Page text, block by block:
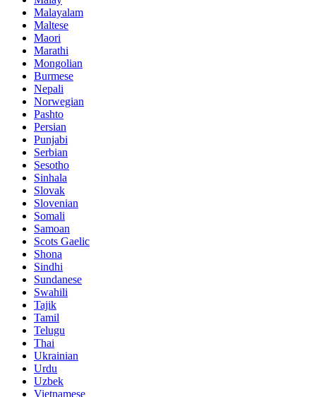
Malayalam
Maltese
Maori
Marathi
Mongolian
Burmese
Nepali
Norwegian
Pashto
Persian
Punjabi
Serbian
Sesotho
Sinhala
Slovak
Slovenian
Somali
Samoan
Scots Gaelic
Shona
Sindhi
Sundanese
Swahili
Tajik
Tamil
Telugu
Thai
Ukrainian
Urdu
Uzbek
Vietnamese